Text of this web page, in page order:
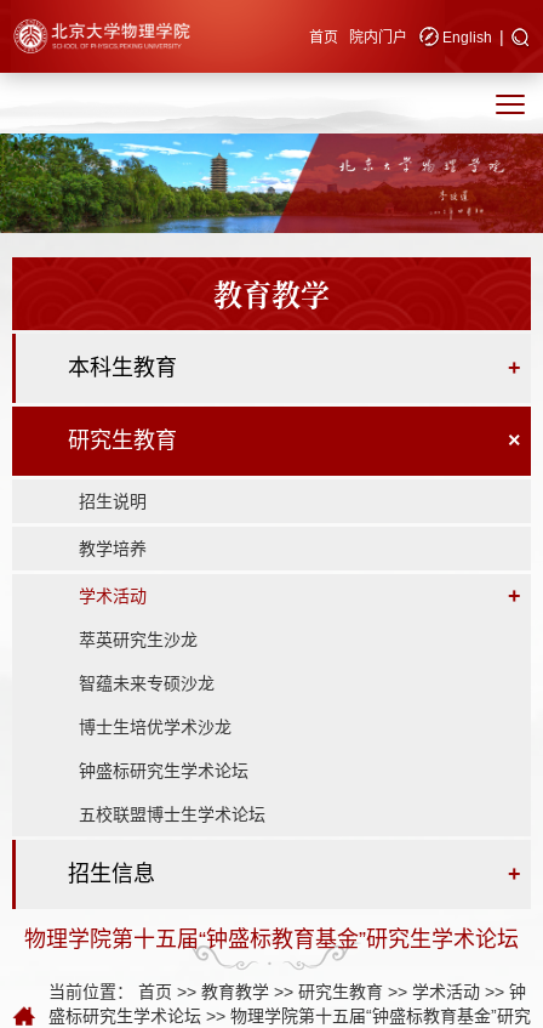
快速导航 首页 院内门户 English |
教育教学
本科生教育 +
研究生教育 ×
招生说明
教学培养
学术活动 +
萃英研究生沙龙
智蕴未来专硕沙龙
博士生培优学术沙龙
钟盛标研究生学术论坛
五校联盟博士生学术论坛
招生信息 +
物理学院第十五届“钟盛标教育基金”研究生学术论坛
当前位置： 首页 >> 教育教学 >> 研究生教育 >> 学术活动 >> 钟
盛标研究生学术论坛 >> 物理学院第十五届“钟盛标教育基金”研究